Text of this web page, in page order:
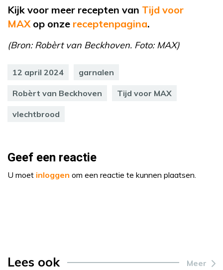
Kijk voor meer recepten van Tijd voor
MAX op onze receptenpagina.
(Bron: Robèrt van Beckhoven. Foto: MAX)
12 april 2024 garnalen
Robèrt van Beckhoven Tijd voor MAX
vlechtbrood
Geef een reactie
U moet inloggen om een reactie te kunnen plaatsen.
Lees ook Meer